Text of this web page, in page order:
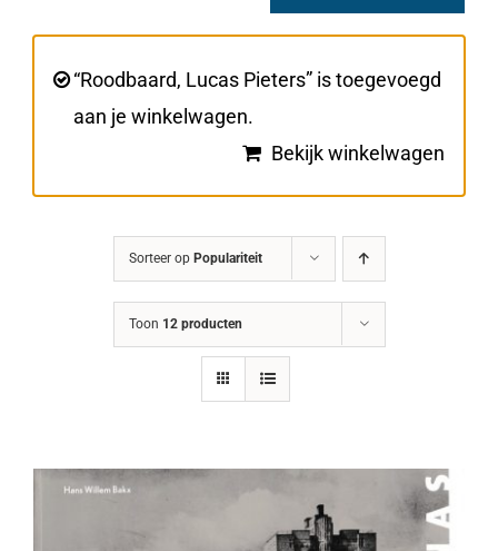
Steun BONAS
Winkelwagen“Roodbaard, Lucas Pieters” is toegevoegd
aan je winkelwagen.
Bekijk winkelwagen
Sorteer op Populariteit
Toon 12 producten